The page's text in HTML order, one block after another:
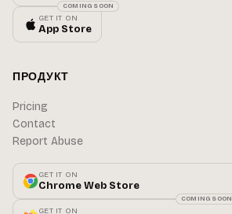
GET IT ON
App Store
COMING SOON
ПРОДУКТ
Pricing
Contact
Report Abuse
GET IT ON
Chrome Web Store
GET IT ON
COMING SOON